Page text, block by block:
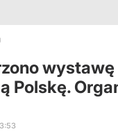
wystawę
Polskę.